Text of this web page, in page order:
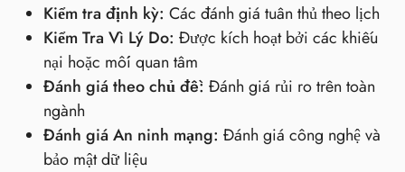
Kiểm tra định kỳ: Các đánh giá tuân thủ theo lịch
Kiểm Tra Vì Lý Do: Được kích hoạt bởi các khiếu
nại hoặc mối quan tâm
Đánh giá theo chủ đề: Đánh giá rủi ro trên toàn
ngành
Đánh giá An ninh mạng: Đánh giá công nghệ và
bảo mật dữ liệu